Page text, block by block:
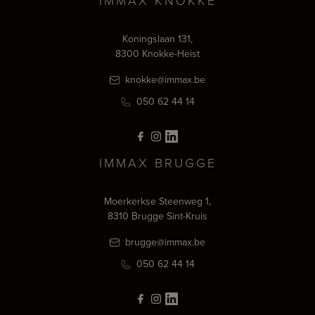
Koningslaan 131,
8300 Knokke-Heist
knokke@immax.be
050 62 44 14
IMMAX BRUGGE
Moerkerkse Steenweg 1,
8310 Brugge Sint-Kruis
brugge@immax.be
050 62 44 14